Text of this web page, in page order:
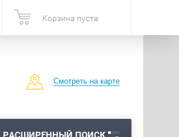
Корзина пуста
Смотреть на карте